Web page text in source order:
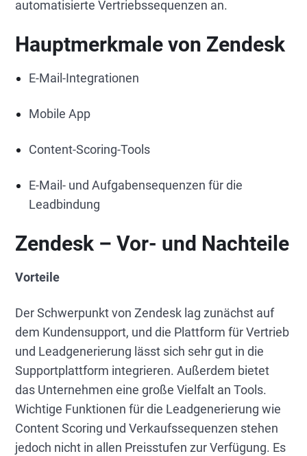
automatisierte Vertriebssequenzen an.
Hauptmerkmale von Zendesk
E-Mail-Integrationen
Mobile App
Content-Scoring-Tools
E-Mail- und Aufgabensequenzen für die
Leadbindung
Zendesk – Vor- und Nachteile
Vorteile
Der Schwerpunkt von Zendesk lag zunächst auf
dem Kundensupport, und die Plattform für Vertrieb
und Leadgenerierung lässt sich sehr gut in die
Supportplattform integrieren. Außerdem bietet
das Unternehmen eine große Vielfalt an Tools.
Wichtige Funktionen für die Leadgenerierung wie
Content Scoring und Verkaufssequenzen stehen
jedoch nicht in allen Preisstufen zur Verfügung. Es